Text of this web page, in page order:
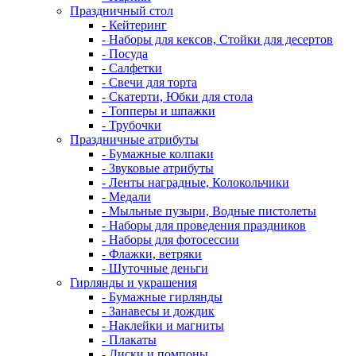
Праздничный стол
- Кейтеринг
- Наборы для кексов, Стойки для десертов
- Посуда
- Салфетки
- Свечи для торта
- Скатерти, Юбки для стола
- Топперы и шпажки
- Трубочки
Праздничные атрибуты
- Бумажные колпаки
- Звуковые атрибуты
- Ленты наградные, Колокольчики
- Медали
- Мыльные пузыри, Водные пистолеты
- Наборы для проведения праздников
- Наборы для фотосессии
- Флажки, ветряки
- Шуточные деньги
Гирлянды и украшения
- Бумажные гирлянды
- Занавесы и дождик
- Наклейки и магниты
- Плакаты